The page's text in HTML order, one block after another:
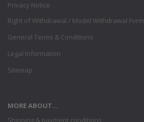
Privacy Notice
Right of Withdrawal / Model Withdrawal Form
General Terms & Conditions
Legal Information
Sitemap
MORE ABOUT...
Shipping & payment conditions